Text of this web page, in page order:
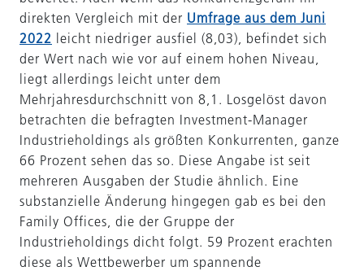
direkten Vergleich mit der Umfrage aus dem Juni
2022 leicht niedriger ausfiel (8,03), befindet sich
der Wert nach wie vor auf einem hohen Niveau,
liegt allerdings leicht unter dem
Mehrjahresdurchschnitt von 8,1. Losgelöst davon
betrachten die befragten Investment-Manager
Industrieholdings als größten Konkurrenten, ganze
66 Prozent sehen das so. Diese Angabe ist seit
mehreren Ausgaben der Studie ähnlich. Eine
substanzielle Änderung hingegen gab es bei den
Family Offices, die der Gruppe der
Industrieholdings dicht folgt. 59 Prozent erachten
diese als Wettbewerber um spannende